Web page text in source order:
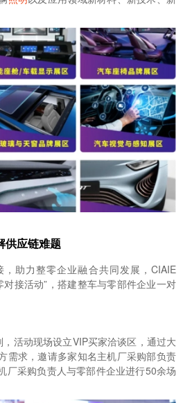
供应链难题
助力整零企业融合共同发展，CIAIE
接活动”，搭建整车与零部件企业一对
活动现场设立VIP买家洽谈区，通过大
需求，邀请多家知名主机厂采购部负责
厂采购负责人与零部件企业进行50余场